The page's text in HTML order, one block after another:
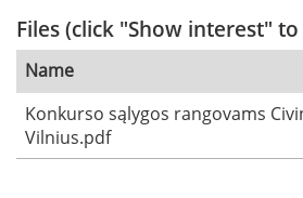
Files (click "Show interest" to
Name
Konkurso sąlygos rangovams
Vilnius.pdf